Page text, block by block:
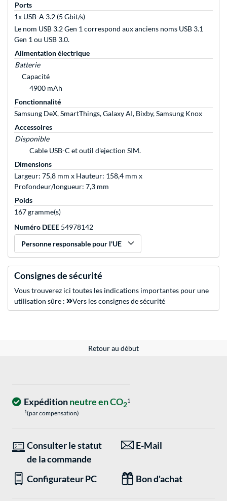
Ports
1x USB-A 3.2 (5 Gbit/s)
Le nom USB 3.2 Gen 1 correspond aux anciens noms USB 3.1
Gen 1 ou USB 3.0.
Alimentation électrique
Batterie
Capacité
4900 mAh
Fonctionnalité
Samsung DeX, SmartThings, Galaxy AI, Bixby, Samsung Knox
Accessoires
Disponible
Cable USB-C et outil d'ejection SIM.
Dimensions
Largeur: 75,8 mm x Hauteur: 158,4 mm x
Profondeur/longueur: 7,3 mm
Poids
167 gramme(s)
Numéro DEEE 54978142
Personne responsable pour l'UE
Consignes de sécurité
Vous trouverez ici toutes les indications importantes pour une
utilisation sûre :
Vers les consignes de sécurité
Retour au début
Expéditionneutre en CO21
1(par compensation)
Consulter le statut
de la commande
E-Mail
Configurateur PC Bon d'achat